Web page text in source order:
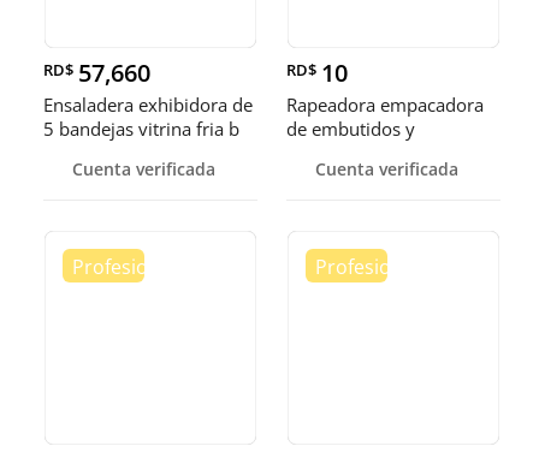
RD$ 57,660
Ensaladera exhibidora de
5 bandejas vitrina fria b
Cuenta verificada
RD$ 10
Rapeadora empacadora
de embutidos y
Cuenta verificada